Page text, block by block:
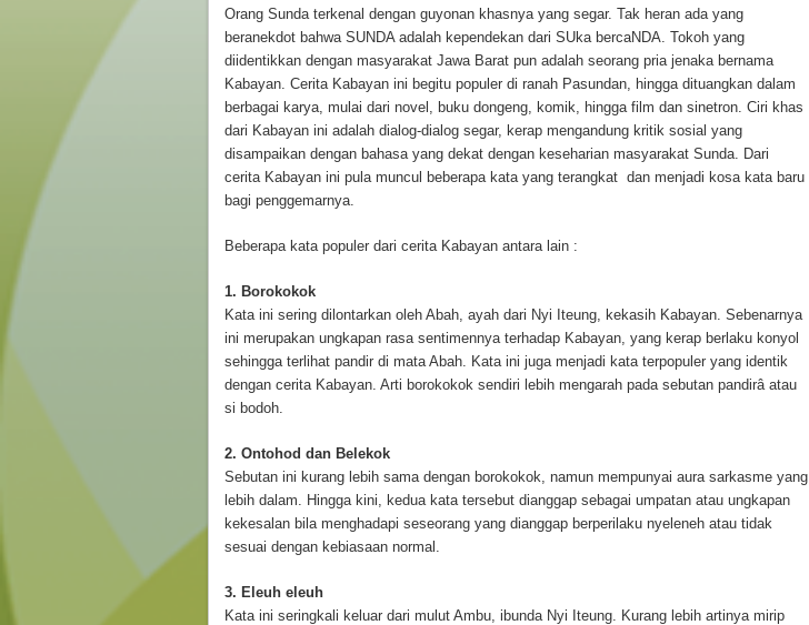
Orang Sunda terkenal dengan guyonan khasnya yang segar. Tak heran ada yang
beranekdot bahwa SUNDA adalah kependekan dari SUka bercaNDA. Tokoh yang
diidentikkan dengan masyarakat Jawa Barat pun adalah seorang pria jenaka bernama
Kabayan. Cerita Kabayan ini begitu populer di ranah Pasundan, hingga dituangkan dalam
berbagai karya, mulai dari novel, buku dongeng, komik, hingga film dan sinetron. Ciri khas
dari Kabayan ini adalah dialog-dialog segar, kerap mengandung kritik sosial yang
disampaikan dengan bahasa yang dekat dengan keseharian masyarakat Sunda. Dari
cerita Kabayan ini pula muncul beberapa kata yang terangkat dan menjadi kosa kata baru
bagi penggemarnya.
Beberapa kata populer dari cerita Kabayan antara lain :
1. Borokokok
Kata ini sering dilontarkan oleh Abah, ayah dari Nyi Iteung, kekasih Kabayan. Sebenarnya
ini merupakan ungkapan rasa sentimennya terhadap Kabayan, yang kerap berlaku konyol
sehingga terlihat pandir di mata Abah. Kata ini juga menjadi kata terpopuler yang identik
dengan cerita Kabayan. Arti borokokok sendiri lebih mengarah pada sebutan pandirâ atau
si bodoh.
2. Ontohod dan Belekok
Sebutan ini kurang lebih sama dengan borokokok, namun mempunyai aura sarkasme yang
lebih dalam. Hingga kini, kedua kata tersebut dianggap sebagai umpatan atau ungkapan
kekesalan bila menghadapi seseorang yang dianggap berperilaku nyeleneh atau tidak
sesuai dengan kebiasaan normal.
3. Eleuh eleuh
Kata ini seringkali keluar dari mulut Ambu, ibunda Nyi Iteung. Kurang lebih artinya mirip